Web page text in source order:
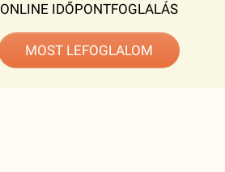
ONLINE IDŐPONTFOGLALÁS
MOST LEFOGLALOM